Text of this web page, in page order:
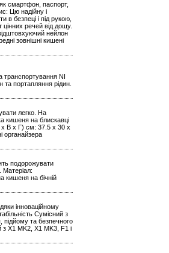
смартфон, паспорт,
Цю надійну і
в безпеці і під рукою,
речей від дощу.
нейлон
зовнішні кишені
NI
та портапляння рідин.
легко. На
кишеня на блискавці
х В х Г) см: 37.5 x 30 x
органайзера
подорожувати
кишеня на бічній
інноваційному
Сумісний з
та безпечного
X1 MK2, X1 MK3, F1 і